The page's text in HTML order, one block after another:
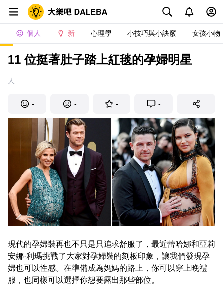
個人 新 心理學 小技巧與小訣竅 女孩小物
11 位挺著肚子踏上紅毯的孕婦明星
人
- - - -
現代的孕婦裝再也不只是只追求舒服了，最近蕾哈娜和亞莉
安娜·利瑪挑戰了大家對孕婦裝的刻板印象，讓我們發現孕
婦也可以性感。在準備成為媽媽的路上，你可以穿上晚禮
服，也同樣可以選擇你想要露出那些部位。